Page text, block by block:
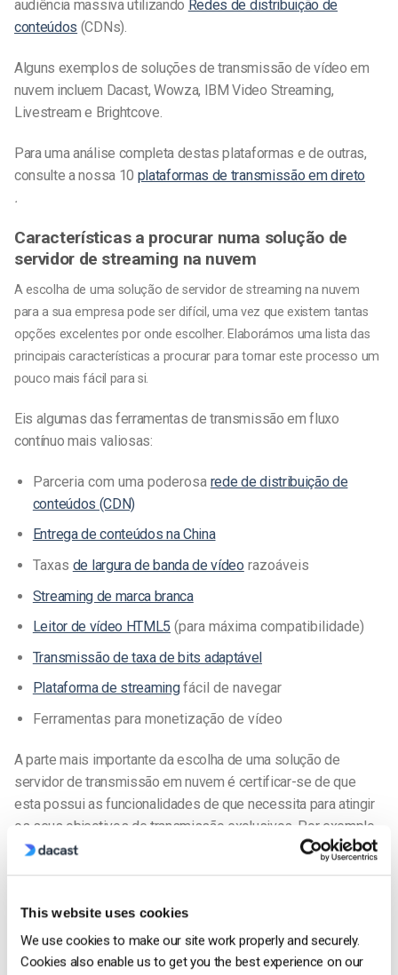
This website uses cookies
We use cookies to make our site work properly and securely.
Cookies also enable us to get you the best experience on our
audiência massiva utilizando Redes de distribuição de
conteúdos (CDNs).
Alguns exemplos de soluções de transmissão de vídeo em
nuvem incluem Dacast, Wowza, IBM Video Streaming,
Livestream e Brightcove.
Para uma análise completa destas plataformas e de outras,
consulte a nossa 10 plataformas de transmissão em direto
.
Características a procurar numa solução de
servidor de streaming na nuvem
A escolha de uma solução de servidor de streaming na nuvem
para a sua empresa pode ser difícil, uma vez que existem tantas
opções excelentes por onde escolher. Elaborámos uma lista das
principais características a procurar para tornar este processo um
pouco mais fácil para si.
Eis algumas das ferramentas de transmissão em fluxo
contínuo mais valiosas:
Parceria com uma poderosa rede de distribuição de
conteúdos (CDN)
Entrega de conteúdos na China
Taxas de largura de banda de vídeo razoáveis
Streaming de marca branca
Leitor de vídeo HTML5 (para máxima compatibilidade)
Transmissão de taxa de bits adaptável
Plataforma de streamingfácil de navegar
Ferramentas para monetização de vídeo
A parte mais importante da escolha de uma solução de
servidor de transmissão em nuvem é certificar-se de que
esta possui as funcionalidades de que necessita para atingir
os seus objectivos de transmissão exclusivos. Por exemplo,
se tenciona gerar receitas com o seu conteúdo de vídeo, é
Como as empresas utilizam o software de
servidor de streaming na nuvem da Dacast